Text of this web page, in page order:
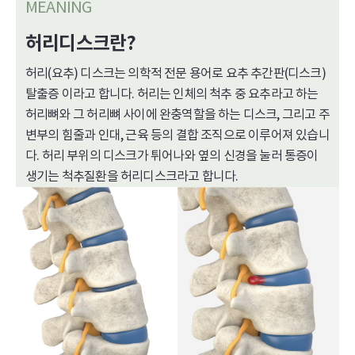
MEANING
허리디스크란?
허리(요추) 디스크는 의학적 전문 용어로 요추 추간판(디스크)
탈출증 이라고 합니다. 허리는 인체의 척추 중 요추라고 하는
허리뼈와 그 허리뼈 사이에 완충역할을 하는 디스크, 그리고 주
변부의 힘줄과 인대, 근육 등의 결합 조직으로 이루어져 있습니
다. 허리 부위의 디스크가 튀어나와 옆의 신경을 눌러 통증이
생기는 척추질환을 허리디스크라고 합니다.